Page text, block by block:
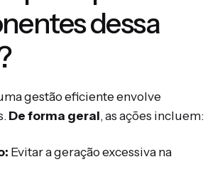
dessa
gestão eficiente envolve
De forma geral, as ações incluem:
Evitar a geração excessiva na